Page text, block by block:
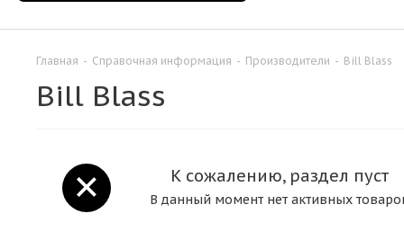
Главная - Справочная информация - Производители - Bill Blass
Bill Blass
К сожалению, раздел пуст
В данный момент нет активных